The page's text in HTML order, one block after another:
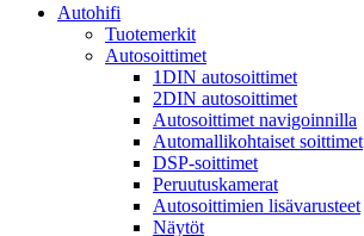
Autohifi
Tuotemerkit
Autosoittimet
1DIN autosoittimet
2DIN autosoittimet
Autosoittimet navigoinnilla
Automallikohtaiset soittimet
DSP-soittimet
Peruutuskamerat
Autosoittimien lisävarusteet
Näytöt